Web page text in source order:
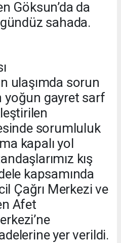
Göksun’da da
sahada.
ulaşımda sorun
yoğun gayret sarf
sorumluluk
kapalı yol
kış
kapsamında
Çağrı Merkezi ve
Afet
yer verildi.